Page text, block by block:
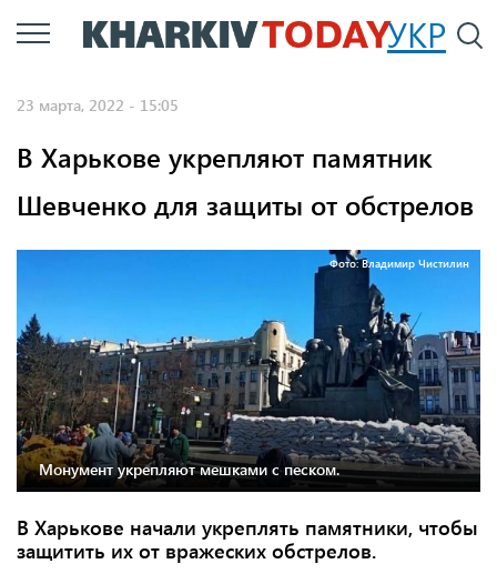
Перейти
к
УКР
23 марта, 2022 - 15:05
В Харькове укрепляют памятник
Шевченко для защиты от обстрелов
Фото: Владимир Чистилин
Монумент укрепляют мешками с песком.
В Харькове начали укреплять памятники, чтобы
защитить их от вражеских обстрелов.